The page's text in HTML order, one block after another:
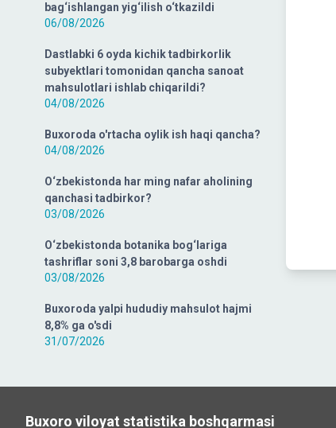
bag‘ishlangan yig‘ilish o‘tkazildi
06/08/2026
Dastlabki 6 oyda kichik tadbirkorlik
subyektlari tomonidan qancha sanoat
mahsulotlari ishlab chiqarildi?
04/08/2026
Buxoroda o'rtacha oylik ish haqi qancha?
04/08/2026
O‘zbekistonda har ming nafar aholining
qanchasi tadbirkor?
03/08/2026
O‘zbekistonda botanika bog‘lariga
tashriflar soni 3,8 barobarga oshdi
03/08/2026
Buxoroda yalpi hududiy mahsulot hajmi
8,8% ga o'sdi
31/07/2026
Buxoro viloyat statistika boshqarmasi